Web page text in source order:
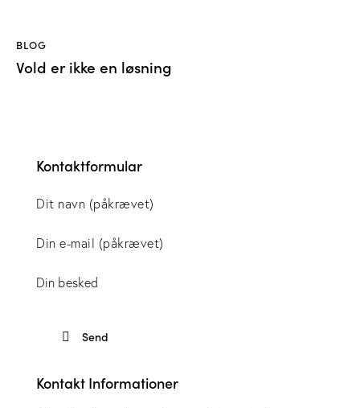
BLOG
Vold er ikke en løsning
Kontaktformular
Kontakt Informationer